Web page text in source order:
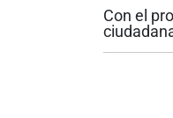
Con el
los